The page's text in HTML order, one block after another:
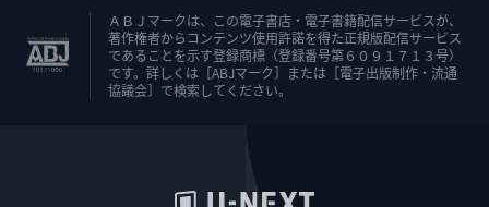
ＡＢＪマークは、この電子書店・電子書籍配信サービスが、
著作権者からコンテンツ使用許諾を得た正規版配信サービス
であることを示す登録商標（登録番号第６０９１７１３号）
です。詳しくは［ABJマーク］または［電子出版制作・流通
協議会］で検索してください。